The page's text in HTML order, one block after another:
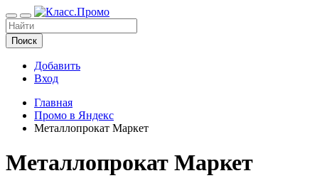
Поиск
Добавить
Вход
Главная
Промо в Яндекс
Металлопрокат Маркет
Металлопрокат Маркет